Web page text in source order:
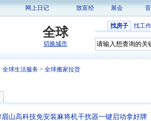
网上日记 致富经 展会
全球
切换城市
找房子 找工作
全球生活服务 > 全球搬家拉货
眉山高科技免安装麻将机干扰器一键启动拿好牌